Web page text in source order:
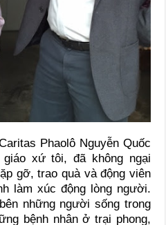
Phaolô Nguyễn Quốc
xứ tôi, đã không ngại
gỡ, trao quà và động viên
làm xúc động lòng người.
những người sống trong
bệnh nhân ở trại phong,